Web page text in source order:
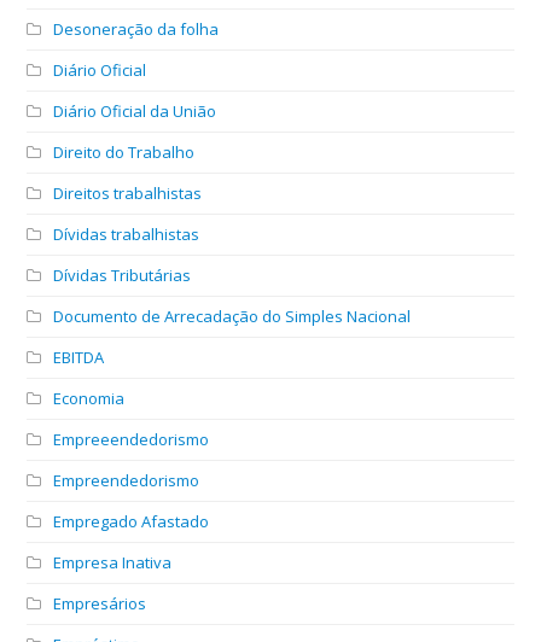
Desoneração da folha
Diário Oficial
Diário Oficial da União
Direito do Trabalho
Direitos trabalhistas
Dívidas trabalhistas
Dívidas Tributárias
Documento de Arrecadação do Simples Nacional
EBITDA
Economia
Empreeendedorismo
Empreendedorismo
Empregado Afastado
Empresa Inativa
Empresários